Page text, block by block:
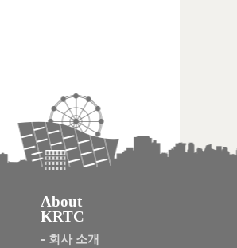
About
KRTC
회사 소개